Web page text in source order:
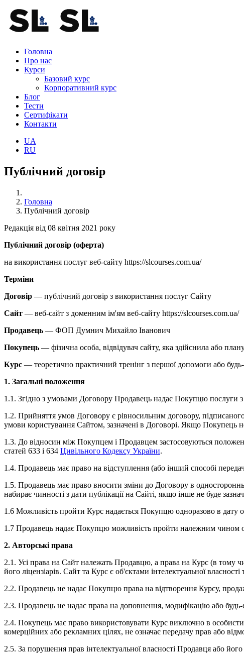
Головна
Про нас
Курси
Базовий курс
Корпоративний курс
Блог
Тести
Сертифікати
Контакти
UA
RU
Публічний договір
Головна
Публічний договір
Редакція від 08 квітня 2021 року
Публічний договір (оферта)
на використання послуг веб-сайту https://slcourses.com.ua/
Терміни
Договір — публічний договір з використання послуг Сайту
Сайт — веб-сайт з доменним ім'ям веб-сайту https://slcourses.com.ua/
Продавець — ФОП Думнич Михайло Іванович
Покупець — фізична особа, відвідувач сайту, яка здійснила або
Курс — теоретично практичний тренінг з першої допомоги або
1. Загальні положення
1.1. Згідно з умовами Договору Продавець надає Покупцю послуги
1.2. Прийняття умов Договору є рівносильним договору,
умови користування Сайтом, зазначені в Договорі. Якщо Покупець
1.3. До відносин між Покупцем і Продавцем застосовуються
статей 633 і 634 Цивільного Кодексу України.
1.4. Продавець має право на відступлення (або інший способі
1.5. Продавець має право вносити зміни до Договору в
набирає чинності з дати публікації на Сайті, якщо інше не буде
1.6 Можливість пройти Курс надається Покупцю одноразово в дату
1.7 Продавець надає Покупцю можливість пройти належним чином
2. Авторські права
2.1. Усі права на Сайт належать Продавцю, а права на Курс (в тому
його ліцензіарів. Сайт та Курс є об'єктами інтелектуальної
2.2. Продавець не надає Покупцю права на відтворення Курсу,
2.3. Продавець не надає права на доповнення, модифікацію або
2.4. Покупець має право використовувати Курс виключно в
комерційних або рекламних цілях, не означає передачу прав або
2.5. За порушення прав інтелектуальної власності Продавця або його